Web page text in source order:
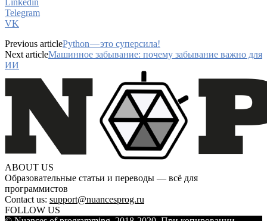
Telegram
VK
Previous articlePython — это суперсила!
Next articleМашинное забывание: почему забывание важно для
ИИ
ABOUT US
Образовательные статьи и переводы — всё для
программистов
Contact us: support@nuancesprog.ru
FOLLOW US